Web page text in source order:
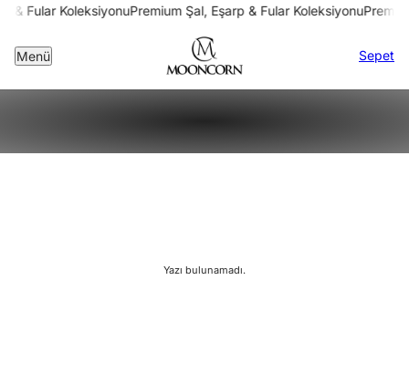
& Fular KoleksiyonuPremium Şal, Eşarp & Fular Koleksiyonu
Menü Sepet
Yazı bulunamadı.